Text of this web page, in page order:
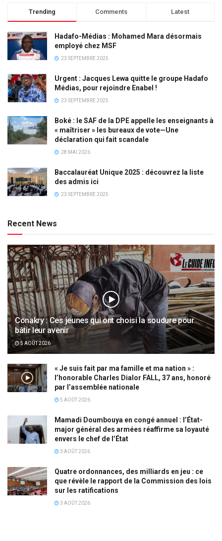
Trending Comments Latest
Hadafo-Médias : Mohamed Mara désormais
employé chez MSF
23 SEPTEMBRE 2025
Urgent : Jacques Lewa quitte le groupe Hadafo
Médias, pour rejoindre Enabel !
23 SEPTEMBRE 2025
Boké : le SAF de la DPE appelle les enseignants à
« maîtriser » les bureaux de vote—Une
déclaration qui fait scandale
28 MAI 2026
Baccalauréat Unique 2025 : découvrez la liste
des admis ici
23 SEPTEMBRE 2025
Recent News
Conakry : Ces jeunes qui ont choisi la soudure pour
bâtir leur avenir
5 AOÛT 2026
« Je suis fait par ma famille et ma nation » :
l’honorable Charles Dialor FALL, 37 ans, honoré
par l’assemblée nationale
5 AOÛT 2026
Mamadi Doumbouya en congé annuel : l’État-
major général des armées réaffirme sa loyauté
envers le chef de l’État
3 AOÛT 2026
Quatre ordonnances, des milliards en jeu : ce
que révèle le rapport de la Commission des lois
sur les ratifications
3 AOÛT 2026